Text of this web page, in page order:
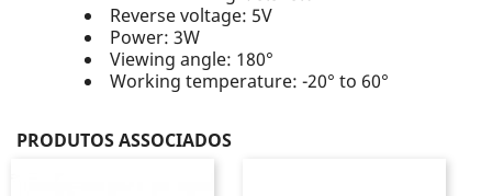
Reverse voltage: 5V
Power: 3W
Viewing angle: 180°
Working temperature: -20° to 60°
PRODUTOS ASSOCIADOS